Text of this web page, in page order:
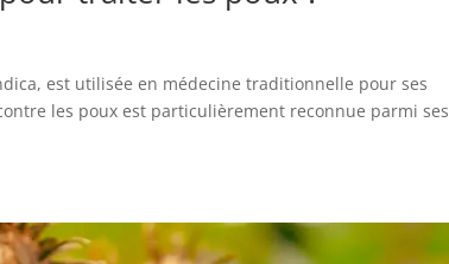
est utilisée en médecine traditionnelle pour ses
les poux est particulièrement reconnue parmi ses